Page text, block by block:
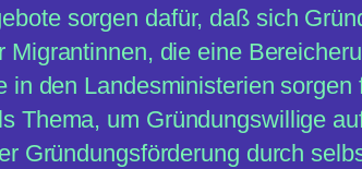
sorgen dafür, daß sich
Migrantinnen, die eine
in den Landesministerien
Thema, um Gründungswillige
Gründungsförderung durch